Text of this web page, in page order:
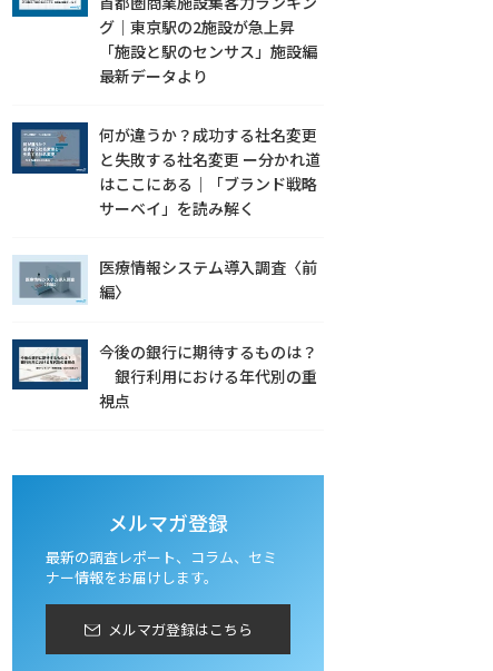
グ｜東京駅の2施設が急上昇
「施設と駅のセンサス」施設編
最新データより
何が違うか？成功する社名変更
と失敗する社名変更 ー分かれ道
はここにある｜「ブランド戦略
サーベイ」を読み解く
医療情報システム導入調査〈前
編〉
今後の銀行に期待するものは？
銀行利用における年代別の重
視点
メルマガ登録
最新の調査レポート、コラム、セミ
ナー情報をお届けします。
メルマガ登録はこちら